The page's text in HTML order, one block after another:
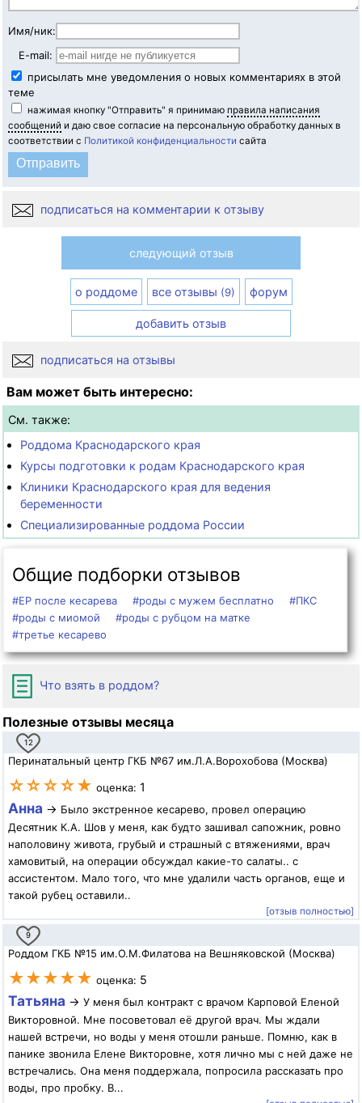
Имя/ник:
E-mail:
присылать мне уведомления о новых комментариях в этой
теме
нажимая кнопку "Отправить" я принимаю правила написания
сообщений и даю свое согласие на персональную обработку данных в
соответствии с Политикой конфиденциальности сайта
подписаться на комментарии к отзыву
следующий отзыв
о роддоме все отзывы (9) форум
добавить отзыв
подписаться на отзывы
Вам может быть интересно:
См. также:
Роддома Краснодарского края
Курсы подготовки к родам Краснодарского края
Клиники Краснодарского края для ведения
беременности
Специализированные роддома России
Общие подборки отзывов
#ЕР после кесарева #роды с мужем бесплатно
#ПКС
#роды с миомой
#роды с рубцом на матке
#третье кесарево
Что взять в роддом?
Полезные отзывы месяца
12
Перинатальный центр ГКБ №67 им.Л.А.Ворохобова (Москва)
☆☆☆☆★ оценка: 1
Анна → Было экстренное кесарево, провел операцию
Десятник К.А. Шов у меня, как будто зашивал сапожник, ровно
наполовину живота, грубый и страшный с втяжениями, врач
хамовитый, на операции обсуждал какие-то салаты.. с
ассистентом. Мало того, что мне удалили часть органов, еще и
такой рубец оставили..
[отзыв полностью]
9
Роддом ГКБ №15 им.О.М.Филатова на Вешняковской (Москва)
★★★★★ оценка: 5
Татьяна → У меня был контракт с врачом Карповой Еленой
Викторовной. Мне посоветовал её другой врач. Мы ждали
нашей встречи, но воды у меня отошли раньше. Помню, как в
панике звонила Елене Викторовне, хотя лично мы с ней даже не
встречались. Она меня поддержала, попросила рассказать про
воды, про пробку. В...